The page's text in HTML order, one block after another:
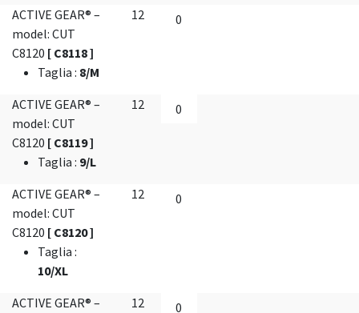
ACTIVE GEAR® –
model: CUT
C8120 [ C8118 ]
Taglia : 8/M
12
ACTIVE GEAR® –
model: CUT
C8120 [ C8119 ]
Taglia : 9/L
12
ACTIVE GEAR® –
model: CUT
C8120 [ C8120 ]
Taglia :
10/XL
12
ACTIVE GEAR® –
12